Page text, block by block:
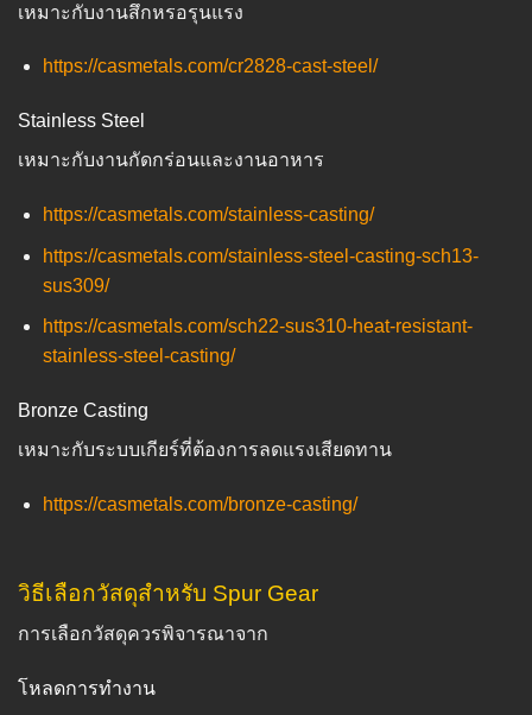
เหมาะกับงานสึกหรอรุนแรง
https://casmetals.com/cr2828-cast-steel/
Stainless Steel
เหมาะกับงานกัดกร่อนและงานอาหาร
https://casmetals.com/stainless-casting/
https://casmetals.com/stainless-steel-casting-sch13-
sus309/
https://casmetals.com/sch22-sus310-heat-resistant-
stainless-steel-casting/
Bronze Casting
เหมาะกับระบบเกียร์ที่ต้องการลดแรงเสียดทาน
https://casmetals.com/bronze-casting/
วิธีเลือกวัสดุสำหรับ Spur Gear
การเลือกวัสดุควรพิจารณาจาก
โหลดการทำงาน